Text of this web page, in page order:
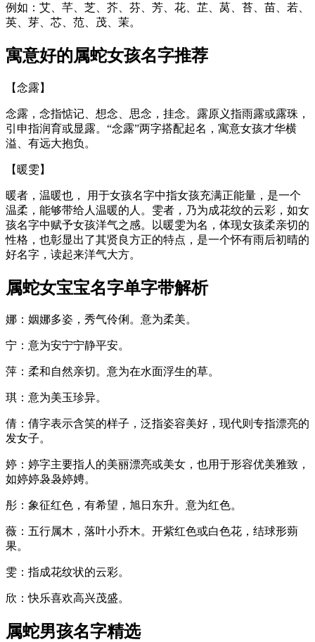
例如：艾、芊、芝、芥、芬、芳、花、芷、莴、苔、苗、若、
英、芽、芯、范、茂、茉。
寓意好的属蛇女孩名字推荐
【念露】
念露，念指惦记、想念、思念，挂念。露原义指雨露或露珠，
引申指润育或显露。“念露”两字搭配起名，寓意女孩才华横
溢、有远大抱负。
【暖雯】
暖者，温暖也， 用于女孩名字中指女孩充满正能量，是一个
温柔，能够带给人温暖的人。雯者，乃为成花纹的云彩，如女
孩名字中赋予女孩洋气之感。以暖雯为名，体现女孩柔亲切的
性格，也彰显出了其贤良方正的特点，是一个怀有雨后初晴的
好名字，读起来洋气大方。
属蛇女宝宝名字单字带解析
娜：姻娜多姿，秀气伶俐。意为柔美。
宁：意为安宁宁静平安。
萍：柔和自然亲切。意为在水面浮生的草。
琪：意为美玉珍异。
倩：倩字表示含笑的样子，泛指姿容美好，现代则专指漂亮的
发女子。
婷：婷字主要指人的美丽漂亮或美女，也用于形容优美雅致，
如婷婷袅袅婷娉。
彤：象征红色，有希望，旭日东升。意为红色。
薇：五行属木，落叶小乔木。开紫红色或白色花，结球形蒴
果。
雯：指成花纹状的云彩。
欣：快乐喜欢高兴茂盛。
属蛇男孩名字精选